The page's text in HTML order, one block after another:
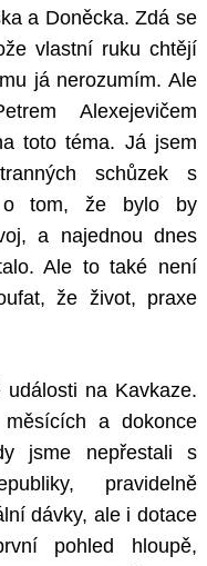
a Doněcka. Zdá se
vlastní ruku chtějí
já nerozumím. Ale
Alexejevičem
toto téma. Já jsem
schůzek s
o tom, že bylo by
a najednou dnes
Ale to také není
že život, praxe
na Kavkaze.
a dokonce
jsme nepřestali s
pravidelně
dávky, ale i dotace
pohled hloupě,